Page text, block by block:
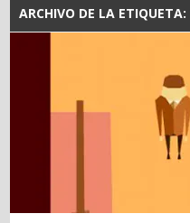
ARCHIVO DE LA ETIQUETA: